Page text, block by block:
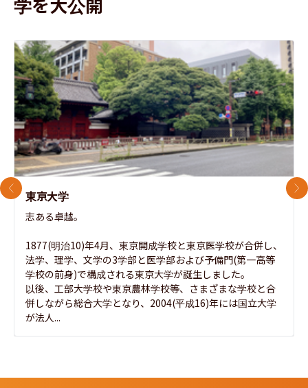
東京大学
志ある卓越。
1877(明治10)年4月、東京開成学校と東京医学校が合併し、
法学、理学、文学の3学部と医学部および予備門(第一高等
学校の前身)で構成される東京大学が誕生しました。
以後、工部大学校や東京農林学校等、さまざまな学校と合
併しながら総合大学となり、2004(平成16)年には国立大学
が法人...
前のスライド 次